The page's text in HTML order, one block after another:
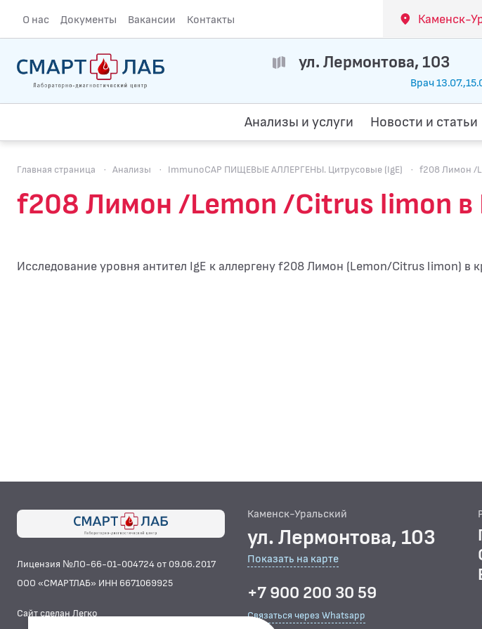
О нас Документы Вакансии Контакты Каменск-
ул. Лермонтова, 103
Врач
Анализы и услуги Новости и статьи
Главная страница · Анализы · ImmunoCAP ПИЩЕВЫЕ АЛЛЕРГЕНЫ. Цитрусовые (IgE) · f208 Лимон /
f208 Лимон /Lemon /Citrus limon в
Исследование уровня антител IgE к аллергену f208 Лимон (Lemon/Citrus limon) в
Лицензия №ЛО-66-01-004724 от 09.06.2017
ООО «СМАРТЛАБ» ИНН 6671069925
Сайт сделан Легко
Каменск-Уральский
ул. Лермонтова, 103
Показать на карте
+7 900 200 30 59
Связаться через Whatsapp